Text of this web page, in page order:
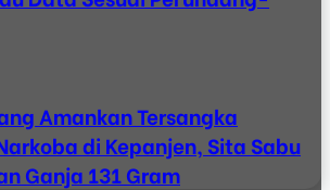
Amankan Tersangka
di Kepanjen, Sita Sabu
Ganja 131 Gram